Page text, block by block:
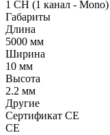
1 CH (1 канал - Mono)
Габариты
Длина
5000 мм
Ширина
10 мм
Высота
2.2 мм
Другие
Сертификат CE
CE